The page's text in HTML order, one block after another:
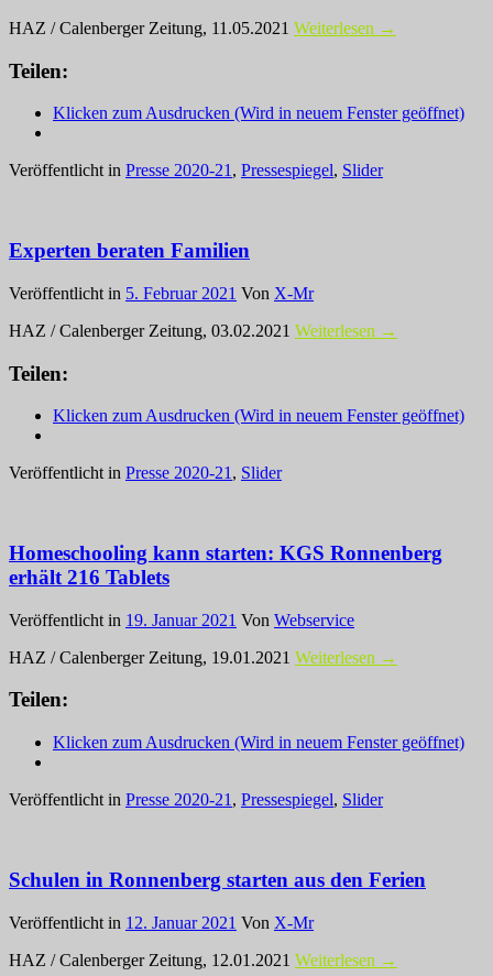
HAZ / Calenberger Zeitung, 11.05.2021 Weiterlesen →
Teilen:
Klicken zum Ausdrucken (Wird in neuem Fenster geöffnet)
Veröffentlicht in Presse 2020-21, Pressespiegel, Slider
Experten beraten Familien
Veröffentlicht in 5. Februar 2021 Von X-Mr
HAZ / Calenberger Zeitung, 03.02.2021 Weiterlesen →
Teilen:
Klicken zum Ausdrucken (Wird in neuem Fenster geöffnet)
Veröffentlicht in Presse 2020-21 , Slider
Homeschooling kann starten: KGS Ronnenberg
erhält 216 Tablets
Veröffentlicht in 19. Januar 2021 Von Webservice
HAZ / Calenberger Zeitung, 19.01.2021 Weiterlesen →
Teilen:
Klicken zum Ausdrucken (Wird in neuem Fenster geöffnet)
Veröffentlicht in Presse 2020-21 , Pressespiegel, Slider
Schulen in Ronnenberg starten aus den Ferien
Veröffentlicht in 12. Januar 2021 Von X-Mr
HAZ / Calenberger Zeitung, 12.01.2021 Weiterlesen →